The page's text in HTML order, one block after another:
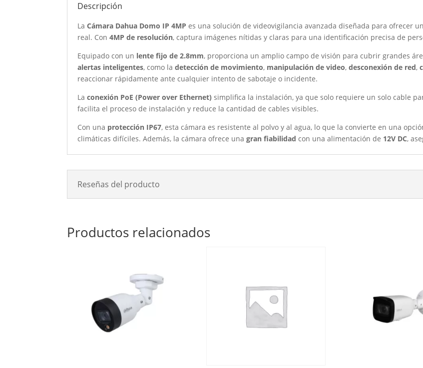
Descripción
LaCámara Dahua Domo IP 4MP es una solución de videovigilancia avanzada diseñada para ofrecer
real. Con4MP de resolución, captura imágenes nítidas y claras para una identificación precisa de
Equipado con un lente fijo de 2.8mm, proporciona un amplio campo de visión para cubrir grandes
alertas inteligentes, como ladetección de movimiento, manipulación de video,desconexión de red,
reaccionar rápidamente ante cualquier intento de sabotaje o incidente.
Laconexión PoE (Power over Ethernet) simplifica la instalación, ya que solo requiere un solo cable
facilita el proceso de instalación y reduce la cantidad de cables visibles.
Con una protección IP67, esta cámara es resistente al polvo y al agua, lo que la convierte en una
climáticas difíciles. Además, la cámara ofrece unagran fiabilidad con una alimentación de 12V DC,
Reseñas del producto
Productos relacionados